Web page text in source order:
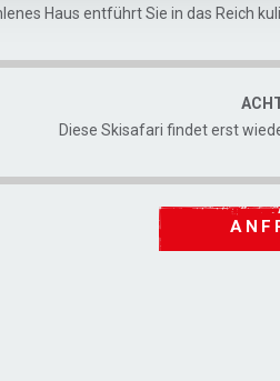
Haus entführt Sie in das Reich
Diese Skisafari findet erst